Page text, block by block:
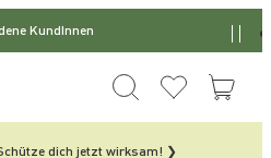
KundInnen
dich jetzt wirksam! ❯